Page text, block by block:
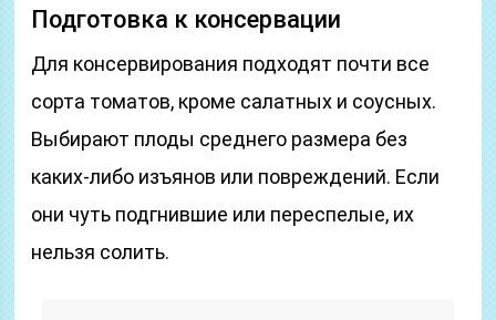
Подготовка к консервации
Для консервирования подходят почти все
сорта томатов, кроме салатных и соусных.
Выбирают плоды среднего размера без
каких-либо изъянов или повреждений. Если
они чуть подгнившие или переспелые, их
нельзя солить.